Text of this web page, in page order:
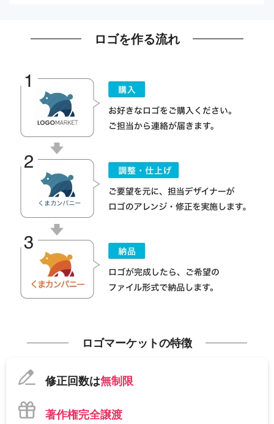
ロゴを作る流れ
ロゴマーケットの特徴
修正回数は無制限
著作権完全譲渡